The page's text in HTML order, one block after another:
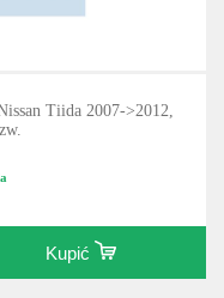
Tiida 2007->2012,
Kupić